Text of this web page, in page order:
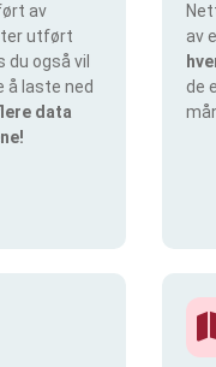
av
utført
du også vil
å laste ned
data
av
de